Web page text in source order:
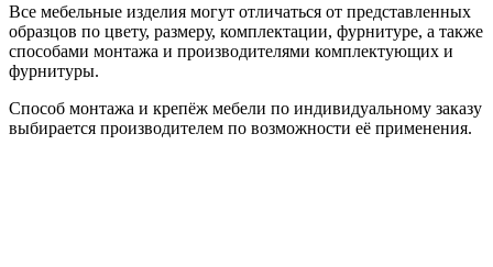
Все мебельные изделия могут отличаться от представленных
образцов по цвету, размеру, комплектации, фурнитуре, а также
способами монтажа и производителями комплектующих и
фурнитуры.
Способ монтажа и крепёж мебели по индивидуальному заказу
выбирается производителем по возможности её применения.